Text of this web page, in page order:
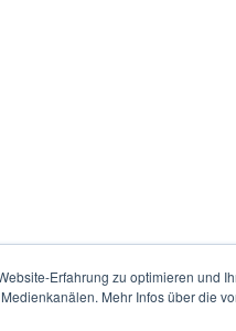
Erfahrung zu optimieren und
Mehr Infos über die